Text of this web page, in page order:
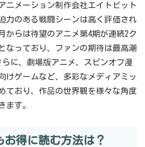
ニメーション制作会社エイトビット
力のある戦闘シーンは高く評価され
からは待望のアニメ第4期が連続2ク
なっており、ファンの期待は最高潮
に、劇場版アニメ、スピンオフ漫
けゲームなど、多彩なメディアミッ
ており、作品の世界観を様々な角度
ます。
お得に読む方法は？